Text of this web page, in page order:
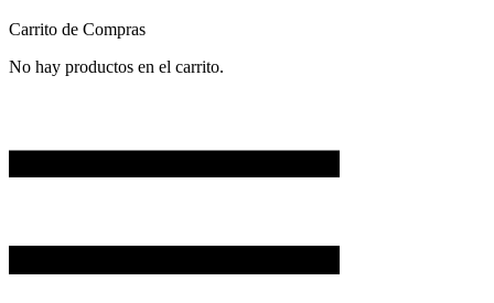
Carrito de Compras
No hay productos en el carrito.